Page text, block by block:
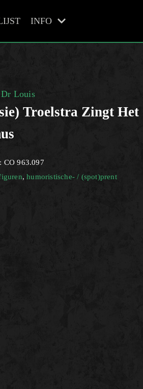
INFO
Dr Louis
Troelstra Zingt Het
CO 963.097
,humoristische- / (spot)prent